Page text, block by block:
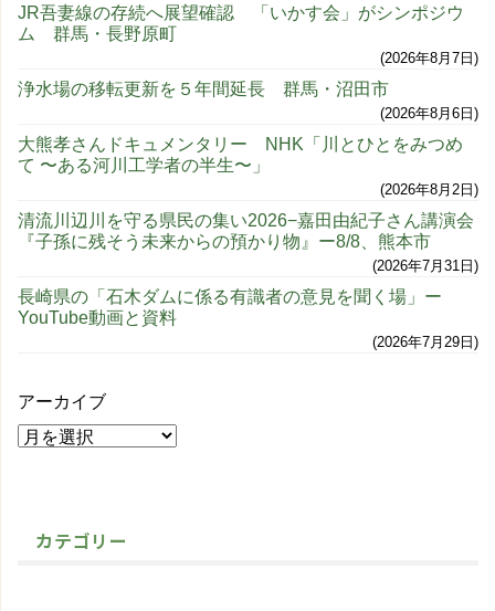
JR吾妻線の存続へ展望確認 「いかす会」がシンポジウ
ム 群馬・長野原町
2026年8月7日
浄水場の移転更新を５年間延長 群馬・沼田市
2026年8月6日
大熊孝さんドキュメンタリー NHK「川とひとをみつめ
て 〜ある河川工学者の半生〜」
2026年8月2日
清流川辺川を守る県民の集い2026−嘉田由紀子さん講演会
『子孫に残そう未来からの預かり物』ー8/8、熊本市
2026年7月31日
長崎県の「石木ダムに係る有識者の意見を聞く場」ー
YouTube動画と資料
2026年7月29日
アーカイブ
カテゴリー